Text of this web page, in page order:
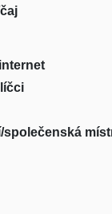
společenská